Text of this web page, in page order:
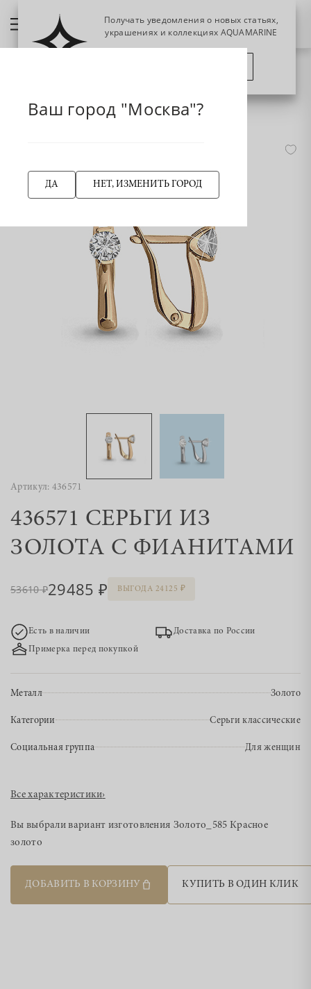
436571 Серьги из Золота с фианитами
Артикул: 436571
436571 СЕРЬГИ ИЗ
ЗОЛОТА С ФИАНИТАМИ
53610 29485 ВЫГОДА 24125
Есть в наличии
Доставка по России
Примерка перед покупкой
Металл Золото
Категории Серьги классические
Социальная группа Для женщин
Все характеристики›
Вы выбрали вариант изготовления Золото_585 Красное
золото
ДОБАВИТЬ В КОРЗИНУ КУПИТЬ В ОДИН КЛИК
Ваш город "Москва"?
ДА НЕТ, ИЗМЕНИТЬ ГОРОД
Получать уведомления о новых статьях,
украшениях и коллекциях AQUAMARINE